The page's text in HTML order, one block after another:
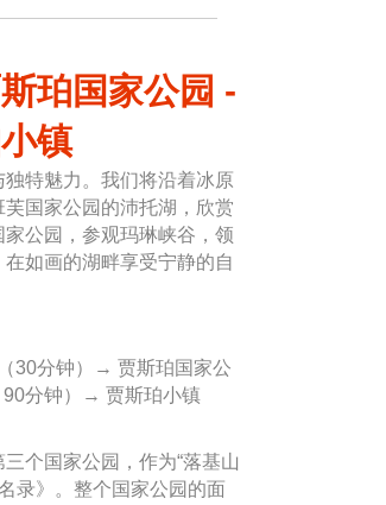
珀国家公园 -
镇
特魅力。我们将沿着冰原
国家公园的沛托湖，欣赏
公园，参观玛琳峡谷，领
如画的湖畔享受宁静的自
30分钟）→ 贾斯珀国家公
分钟）→ 贾斯珀小镇
个国家公园，作为“落基山
录》。整个国家公园的面